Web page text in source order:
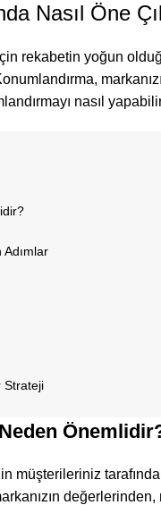
Nasıl Öne
rekabetin yoğun
nasıl
Adımlar
Strateji
müşterileriniz